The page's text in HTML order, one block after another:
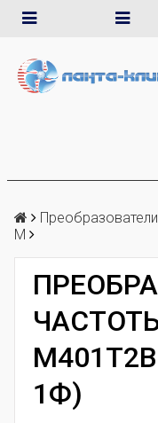
M
ЧАСТОТЫ
1Ф)